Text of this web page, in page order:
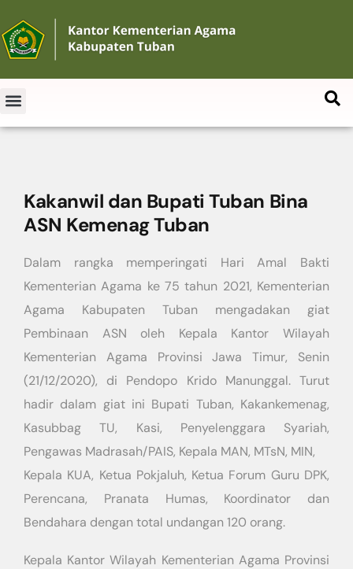
Kakanwil dan Bupati Tuban Bina
ASN Kemenag Tuban
Dalam rangka memperingati Hari Amal Bakti
Kementerian Agama ke 75 tahun 2021, Kementerian
Agama Kabupaten Tuban mengadakan giat
Pembinaan ASN oleh Kepala Kantor Wilayah
Kementerian Agama Provinsi Jawa Timur, Senin
(21/12/2020), di Pendopo Krido Manunggal. Turut
hadir dalam giat ini Bupati Tuban, Kakankemenag,
Kasubbag TU, Kasi, Penyelenggara Syariah,
Pengawas Madrasah/PAIS, Kepala MAN, MTsN, MIN,
Kepala KUA, Ketua Pokjaluh, Ketua Forum Guru DPK,
Perencana, Pranata Humas, Koordinator dan
Bendahara dengan total undangan 120 orang.
Kepala Kantor Wilayah Kementerian Agama Provinsi